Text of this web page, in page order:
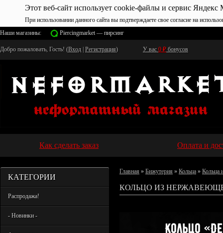
Этот веб-сайт использует cookie-файлы и сервис Яндекс
При использовании данного сайта вы подтверждаете свое согласие на
Наши магазины:
Piercingmarket — пирсинг
Добро пожаловать, Гость! (Вход Регистрация) У вас 0 ₽ бонусов
Как сделать заказ Оплата и
КАТЕГОРИИ
Распродажа!
- Новинки -
Главная » Бижутерия » Кольца » Кольца
КОЛЬЦО ИЗ